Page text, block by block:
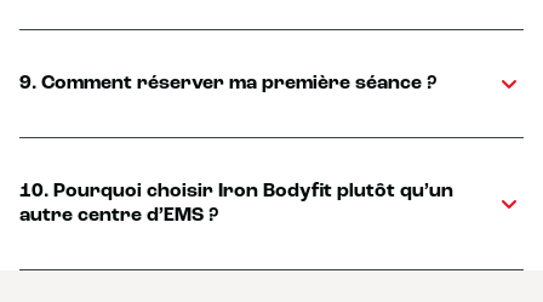
9. Comment réserver ma première séance ?
10. Pourquoi choisir Iron Bodyfit plutôt qu’un
autre centre d’EMS ?